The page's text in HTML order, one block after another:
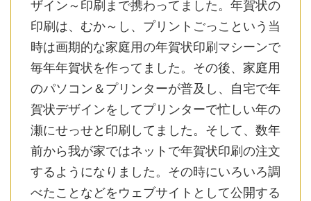
ザイン～印刷まで携わってました。年賀状の
印刷は、むか～し、プリントごっこという当
時は画期的な家庭用の年賀状印刷マシーンで
毎年年賀状を作ってました。その後、家庭用
のパソコン＆プリンターが普及し、自宅で年
賀状デザインをしてプリンターで忙しい年の
瀬にせっせと印刷してました。そして、数年
前から我が家ではネットで年賀状印刷の注文
するようになりました。その時にいろいろ調
べたことなどをウェブサイトとして公開する